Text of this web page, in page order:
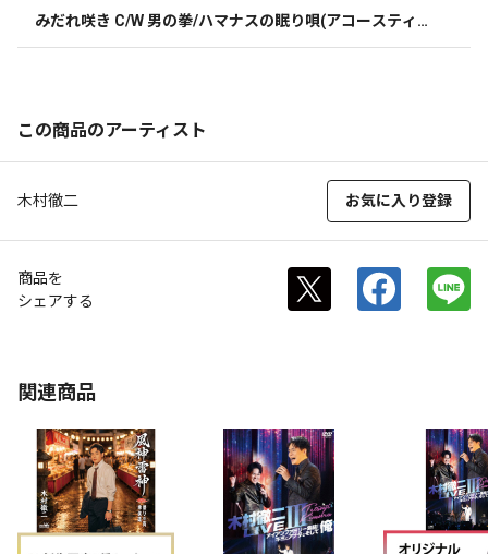
みだれ咲き C/W 男の拳/ハマナスの眠り唄(アコースティッ
この商品のアーティスト
木村徹二 お気に入り登録
商品を
シェアする
関連商品